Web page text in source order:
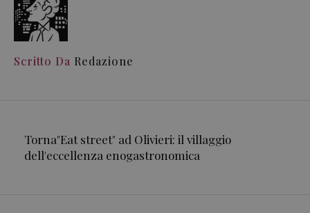
Scritto Da Redazione
Torna"Eat street" ad Olivieri: il villaggio
dell'eccellenza enogastronomica